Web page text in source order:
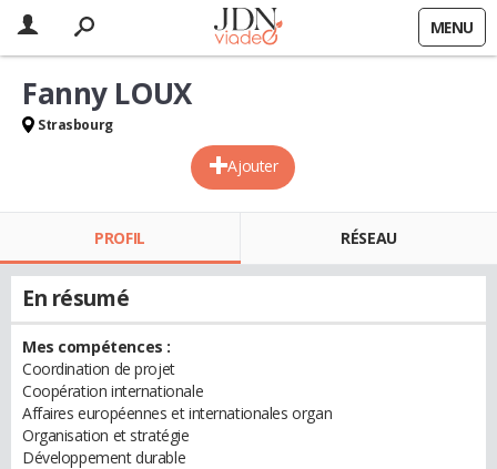
MENU
Ajouter
Fanny LOUX
Strasbourg
PROFIL RÉSEAU
En résumé
Mes compétences :
Coordination de projet
Coopération internationale
Affaires européennes et internationales organ
Organisation et stratégie
Développement durable